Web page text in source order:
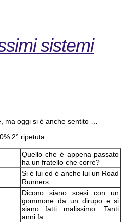
sistemi
ma oggi si è anche sentito …
2° ripetuta :
Quello che è appena passato
ha un fratello che corre?
Si è lui ed è anche lui un Road
Runners
Dicono siano scesi con un
gommone da un dirupo e si
siano fatti malissimo. Tanti
anni fa …